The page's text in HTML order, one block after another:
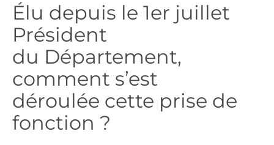
Élu depuis le 1er juillet
Président
du Département,
comment s’est
déroulée cette prise de
fonction ?